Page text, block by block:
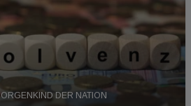
DER NATION